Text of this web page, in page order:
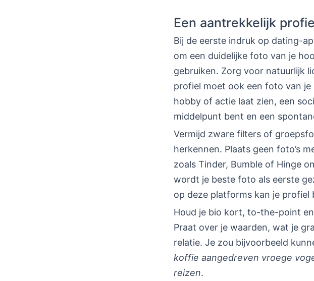
Een aantrekkelijk
Bij de eerste indruk op dating-
om een duidelijke foto van je
gebruiken. Zorg voor natuurlijk
profiel moet ook een foto van
hobby of actie laat zien, een
middelpunt bent en een
Vermijd zware filters of
herkennen. Plaats geen foto’s
zoals Tinder, Bumble of Hinge
wordt je beste foto als eerste
op deze platforms kan je
Houd je bio kort, to-the-point
Praat over je waarden, wat je
relatie. Je zou bijvoorbeeld
koffie aangedreven vroege
reizen.